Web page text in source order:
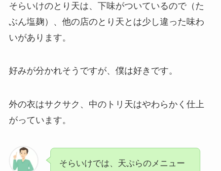
そらいけのとり天は、下味がついているので（た
ぶん塩麹）、他の店のとり天とは少し違った味わ
いがあります。
好みが分かれそうですが、僕は好きです。
外の衣はサクサク、中のトリ天はやわらかく仕上
がっています。
そらいけでは、天ぷらのメニュー